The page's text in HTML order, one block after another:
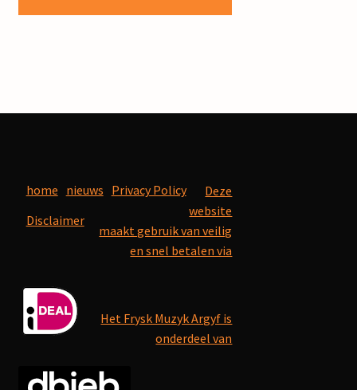
home nieuws Privacy Policy
Disclaimer
Deze
website
maakt gebruik van veilig
en snel betalen via
Het Frysk Muzyk Argyf is
onderdeel van